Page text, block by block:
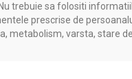
trebuie sa folositi
prescrise de
metabolism, varsta, stare